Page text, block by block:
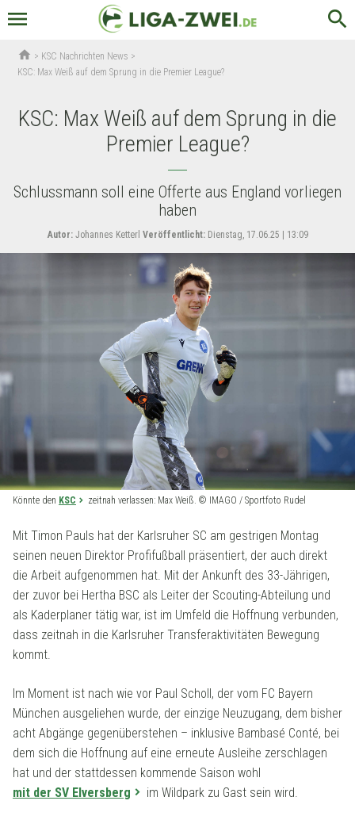
menu search
home > KSC Nachrichten News >
KSC: Max Weiß auf dem Sprung in die Premier League?
KSC: Max Weiß auf dem Sprung in die
Premier League?
Schlussmann soll eine Offerte aus England vorliegen
haben
Autor:Johannes Ketterl Veröffentlicht:Dienstag, 17.06.25 | 13:09
Könnte den KSC zeitnah verlassen: Max Weiß. © IMAGO / Sportfoto Rudel
Mit Timon Pauls hat der Karlsruher SC am gestrigen Montag
seinen neuen Direktor Profifußball präsentiert, der auch direkt
die Arbeit aufgenommen hat. Mit der Ankunft des 33-Jährigen,
der zuvor bei Hertha BSC als Leiter der Scouting-Abteilung und
als Kaderplaner tätig war, ist im Umfeld die Hoffnung verbunden,
dass zeitnah in die Karlsruher Transferaktivitäten Bewegung
kommt.
Im Moment ist nach wie vor Paul Scholl, der vom FC Bayern
München ausgeliehen wurde, der einzige Neuzugang, dem bisher
acht Abgänge gegenüberstehen – inklusive Bambasé Conté, bei
dem sich die Hoffnung auf eine erneute Ausleihe zerschlagen
hat und der stattdessen kommende Saison wohl
mit der SV Elversberg
im Wildpark zu Gast sein wird.